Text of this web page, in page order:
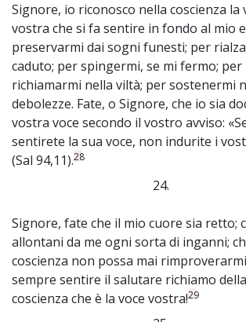
Signore, io riconosco nella coscienza la
vostra che si fa sentire in fondo al mio
preservarmi dai sogni funesti; per
caduto; per spingermi, se mi fermo; per
richiamarmi nella viltà; per sostenermi
debolezze. Fate, o Signore, che io sia
vostra voce secondo il vostro avviso:
sentirete la sua voce, non indurite i
(Sal 94,11).28
24.
Signore, fate che il mio cuore sia retto;
allontani da me ogni sorta di inganni;
coscienza non possa mai
sempre sentire il salutare richiamo
coscienza che è la voce vostra!29